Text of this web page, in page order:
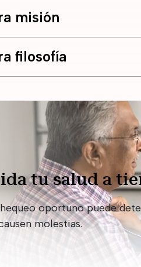
misión
filosofía
tu salud a
oportuno puede
molestias.